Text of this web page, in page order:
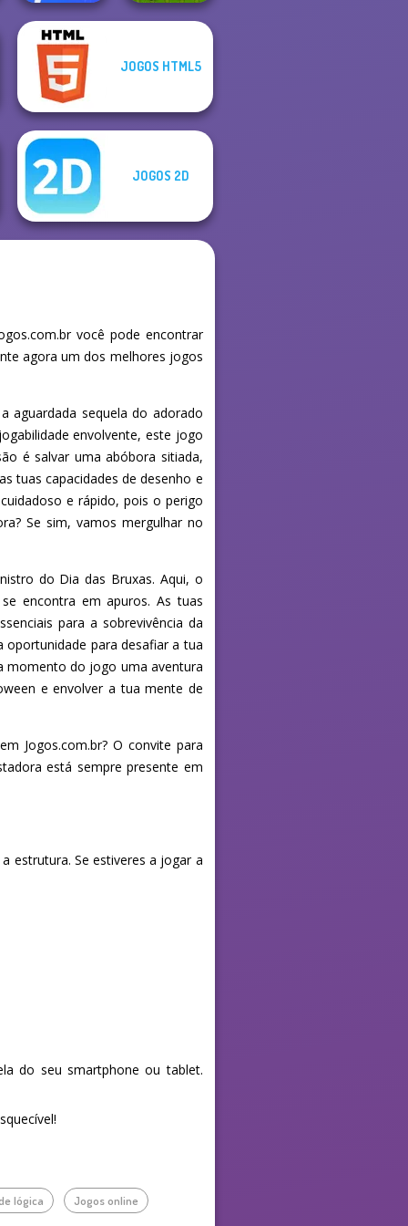
Happy Boss Pull
Pin
JOGOS HTML5
JOGOS 2D
você pode encontrar
agora um dos melhores jogos
aguardada sequela do adorado
envolvente, este jogo
é salvar uma abóbora sitiada,
tuas capacidades de desenho e
e rápido, pois o perigo
Se sim, vamos mergulhar no
do Dia das Bruxas. Aqui, o
encontra em apuros. As tuas
para a sobrevivência da
oportunidade para desafiar a tua
momento do jogo uma aventura
e envolver a tua mente de
Jogos.com.br? O convite para
está sempre presente em
estrutura. Se estiveres a jogar a
do seu smartphone ou tablet.
lógica Jogos online